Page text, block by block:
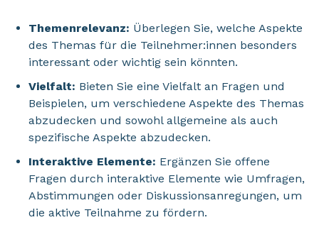
Themenrelevanz: Überlegen Sie, welche Aspekte
des Themas für die Teilnehmer:innen besonders
interessant oder wichtig sein könnten.
Vielfalt: Bieten Sie eine Vielfalt an Fragen und
Beispielen, um verschiedene Aspekte des Themas
abzudecken und sowohl allgemeine als auch
spezifische Aspekte abzudecken.
Interaktive Elemente: Ergänzen Sie offene
Fragen durch interaktive Elemente wie Umfragen,
Abstimmungen oder Diskussionsanregungen, um
die aktive Teilnahme zu fördern.